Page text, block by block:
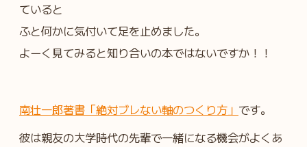
ていると
ふと何かに気付いて足を止めました。
よーく見てみると知り合いの本ではないですか！！
南壮一郎著書「絶対ブレない軸のつくり方」 です。
彼は親友の大学時代の先輩で一緒になる機会がよくあ